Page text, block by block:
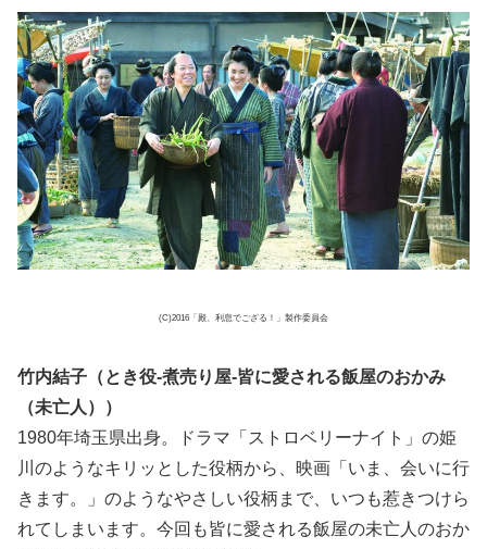
(C)2016「殿、利息でござる！」製作委員会
竹内結子（とき役-煮売り屋-皆に愛される飯屋のおかみ
（未亡人））
1980年埼玉県出身。ドラマ「ストロベリーナイト」の姫
川のようなキリッとした役柄から、映画「いま、会いに行
きます。」のようなやさしい役柄まで、いつも惹きつけら
れてしまいます。今回も皆に愛される飯屋の未亡人のおか